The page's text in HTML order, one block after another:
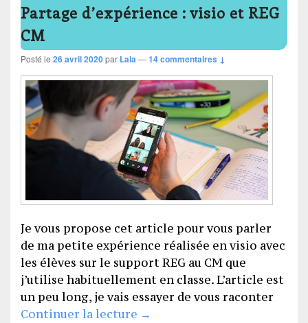
Partage d’expérience : visio et REG
CM
Posté le 26 avril 2020par Lala—14 commentaires ↓
Je vous propose cet article pour vous parler
de ma petite expérience réalisée en visio avec
les élèves sur le support REG au CM que
j’utilise habituellement en classe. L’article est
un peu long, je vais essayer de vous raconter
Continuer la lecture Partage d’expérience : visio
→